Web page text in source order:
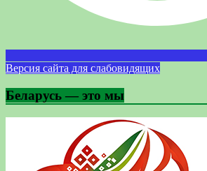
Версия сайта для слабовидящих
Беларусь — это мы